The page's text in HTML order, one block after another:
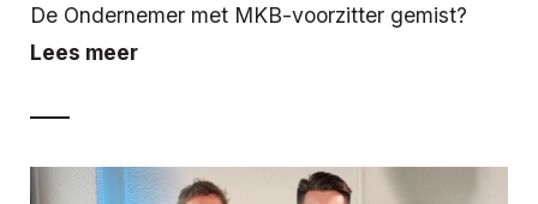
De Ondernemer met MKB-voorzitter gemist?
Lees meer